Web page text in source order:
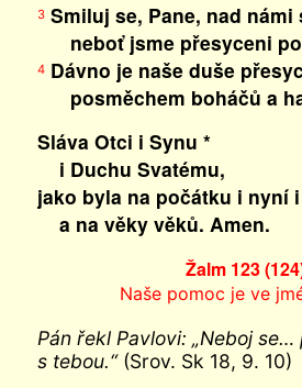
3Smiluj se, Pane, nad námi
neboť jsme přesyceni
4Dávno je naše duše
posměchem boháčů a
Sláva Otci i Synu *
i Duchu Svatému,
jako byla na počátku i nyní
a na věky věků. Amen.
Žalm 123
Naše pomoc je ve
Pán řekl Pavlovi: „Neboj
s tebou.“(Srov. Sk 18, 9. 10)